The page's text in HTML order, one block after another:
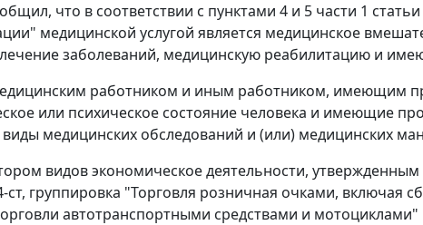
что в соответствии с пунктами 4 и 5 части 1
медицинской услугой является медицинское
заболеваний, медицинскую реабилитацию и
работником и иным работником, имеющим
или психическое состояние человека и имеющие
медицинских обследований и (или) медицинских
видов экономическое деятельности,
группировка "Торговля розничная очками, включая
автотранспортными средствами и